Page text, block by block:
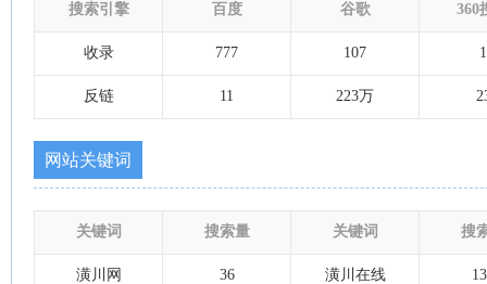
搜索引擎 百度 谷歌 360
收录 777 107 1
反链 11 223万
网站关键词
关键词 搜索量 关键词 搜
潢川网 36 潢川在线